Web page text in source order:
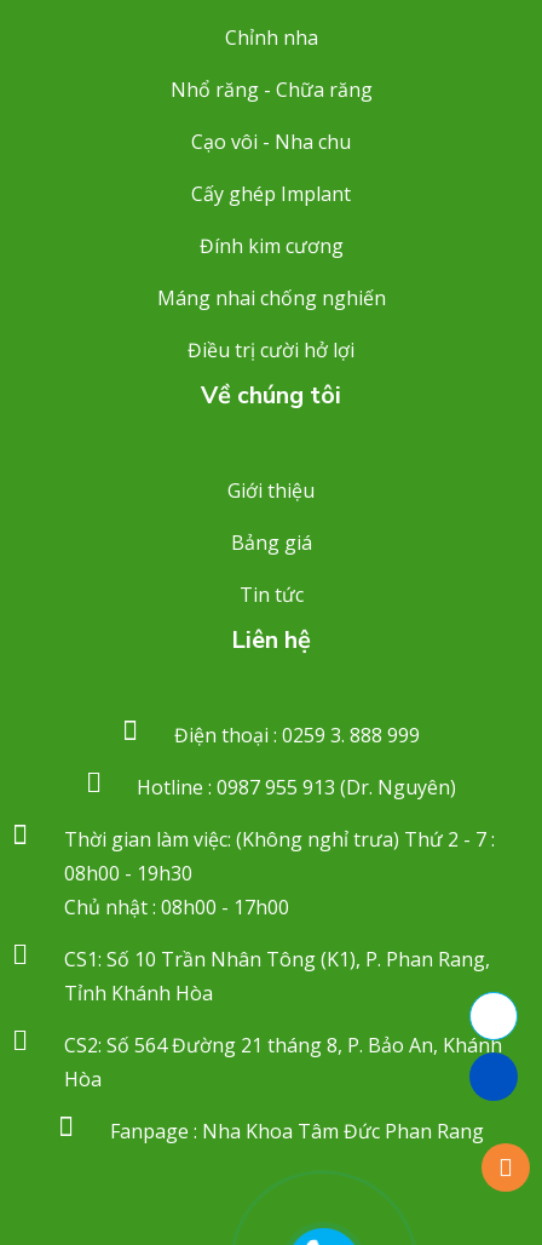
Chỉnh nha
Nhổ răng - Chữa răng
Cạo vôi - Nha chu
Cấy ghép Implant
Đính kim cương
Máng nhai chống nghiến
Điều trị cười hở lợi
Về chúng tôi
Giới thiệu
Bảng giá
Tin tức
Liên hệ
Điện thoại : 0259 3. 888 999
Hotline : 0987 955 913 (Dr. Nguyên)
Thời gian làm việc: (Không nghỉ trưa) Thứ 2 - 7 :
08h00 - 19h30
Chủ nhật : 08h00 - 17h00
CS1: Số 10 Trần Nhân Tông (K1), P. Phan Rang,
Tỉnh Khánh Hòa
CS2: Số 564 Đường 21 tháng 8, P. Bảo An, Khánh
Hòa
Fanpage : Nha Khoa Tâm Đức Phan Rang